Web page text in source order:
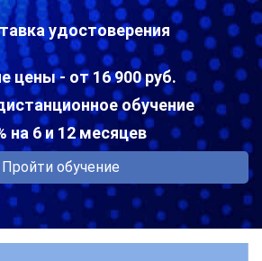
удостоверения
цены - от 16 900 руб.
обучение
на 6 и 12 месяцев
Пройти обучение